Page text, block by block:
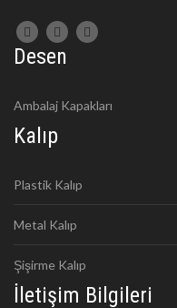
Desen
Ambalaj Kapakları
Kalıp
Plastik Kalıp
Metal Kalıp
Şişirme Kalıp
İletişim Bilgileri